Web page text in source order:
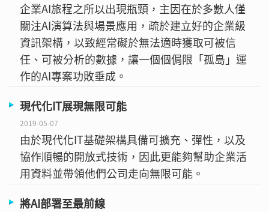
企業AI旅程之所以出現瓶頸，主因在於多數人僅
關注AI演算法與場景應用，疏於建立好的企業級
資訊架構，以致經常礙於無法適時獲取可被信
任、可被分析的數據，讓一個個侷限「孤島」運
作的AI專案功敗垂成。
現代化IT展現無限可能
2019-05-07
由於現代化IT基礎架構具備可擴充、彈性，以及
協作順暢的開放式技術，因此更能夠幫助企業活
用資料並帶領他們公司走向無限可能。
將AI部署至最前線